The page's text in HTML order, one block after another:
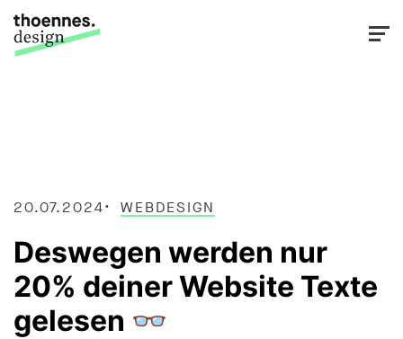
20.07.2024 WEBDESIGN
Deswegen werden nur
20% deiner Website Texte
gelesen 👓